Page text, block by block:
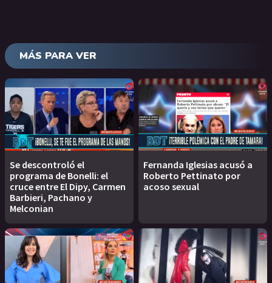
MÁS PARA VER
Se descontroló el
programa de Bonelli: el
cruce entre El Dipy, Carmen
Barbieri, Pachano y
Melconian
Fernanda Iglesias acusó a
Roberto Pettinato por
acoso sexual